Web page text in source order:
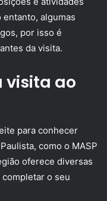
algumas
por isso é
da visita.
visita ao
para conhecer
como o MASP
oferece diversas
o seu